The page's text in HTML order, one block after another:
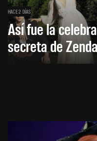
HACE 2 DÍAS
Así fue la
secreta de